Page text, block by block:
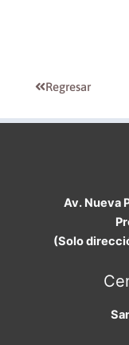
Regresar
Av. Nueva
(Solo